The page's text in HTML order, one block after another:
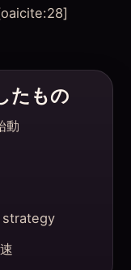
たもの
動
strategy